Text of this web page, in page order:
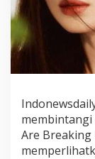
membintangi
Are Breaking